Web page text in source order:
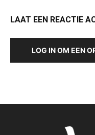
LAAT EEN REACTIE
LOG IN OM EEN